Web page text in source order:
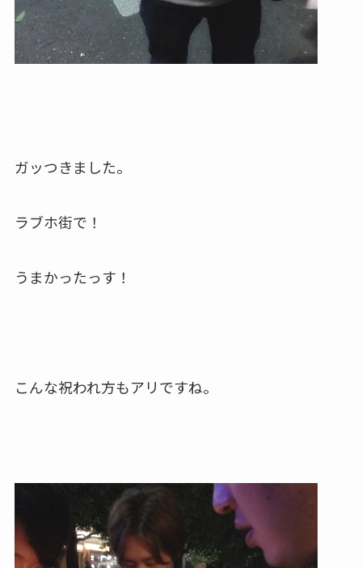
ガッつきました。
ラブホ街で！
うまかったっす！
こんな祝われ方もアリですね。